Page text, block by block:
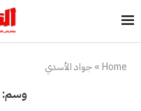
Home
»جواد الأسدي
وسم: